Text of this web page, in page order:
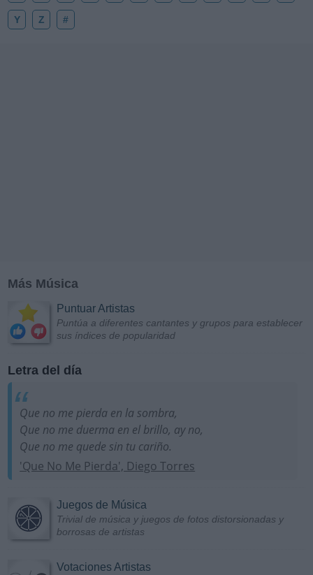
Y Z #
Más Música
Puntuar Artistas
Puntúa a diferentes cantantes y grupos para establecer
sus índices de popularidad
Letra del día
Que no me pierda en la sombra,
Que no me duerma en el brillo, ay no,
Que no me quede sin tu cariño.
'Que No Me Pierda', Diego Torres
Juegos de Música
Trivial de música y juegos de fotos distorsionadas y
borrosas de artistas
Votaciones Artistas